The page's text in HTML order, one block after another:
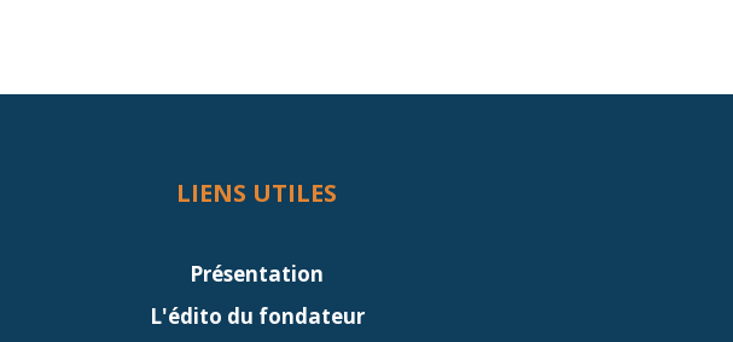
LIENS UTILES
Présentation
L'édito du fondateur